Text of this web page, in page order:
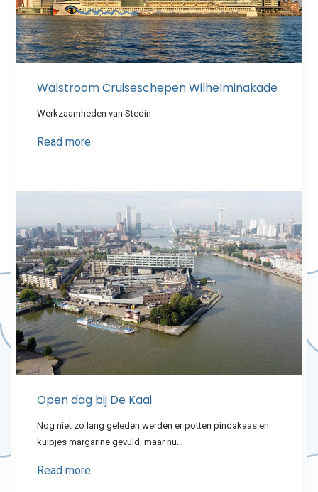
Walstroom Cruiseschepen Wilhelminakade
Werkzaamheden van Stedin
Read more
Open dag bij De Kaai
Nog niet zo lang geleden werden er potten pindakaas en
kuipjes margarine gevuld, maar nu…
Read more